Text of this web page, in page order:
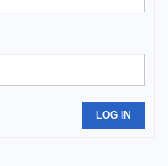
LOG IN